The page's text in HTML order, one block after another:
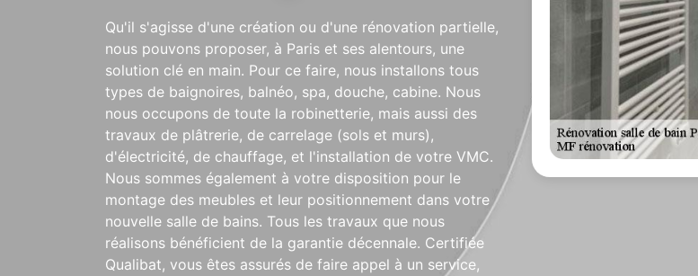
Qu'il s'agisse d'une création ou d'une rénovation partielle,
nous pouvons proposer, à Paris et ses alentours, une
solution clé en main. Pour ce faire, nous installons tous
types de baignoires, balnéo, spa, douche, cabine. Nous
nous occupons de toute la robinetterie, mais aussi des
travaux de plâtrerie, de carrelage (sols et murs),
d'électricité, de chauffage, et l'installation de votre VMC.
Nous sommes également à votre disposition pour le
montage des meubles et leur positionnement dans votre
nouvelle salle de bains. Tous les travaux que nous
réalisons bénéficient de la garantie décennale. Certifiée
Qualibat, vous êtes assurés de faire appel à un service,